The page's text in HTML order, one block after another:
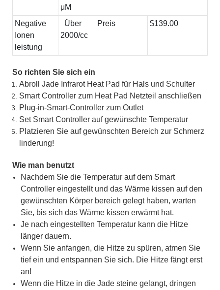
μM
Negative
Ionen
leistung
Über
2000/cc
Preis $139.00
So richten Sie sich ein
Abroll Jade Infrarot Heat Pad für Hals und Schulter
Smart Controller zum Heat Pad Netzteil anschließen
Plug-in-Smart-Controller zum Outlet
Set Smart Controller auf gewünschte Temperatur
Platzieren Sie auf gewünschten Bereich zur Schmerz
linderung!
Wie man benutzt
Nachdem Sie die Temperatur auf dem Smart
Controller eingestellt und das Wärme kissen auf den
gewünschten Körper bereich gelegt haben, warten
Sie, bis sich das Wärme kissen erwärmt hat.
Je nach eingestellten Temperatur kann die Hitze
länger dauern.
Wenn Sie anfangen, die Hitze zu spüren, atmen Sie
tief ein und entspannen Sie sich. Die Hitze fängt erst
an!
Wenn die Hitze in die Jade steine gelangt, dringen